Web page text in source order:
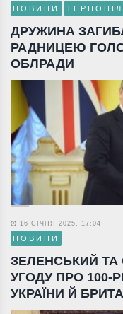
НОВИНИ
ДРУЖИНА
РАДНИЦЕЮ
ОБЛРАДИ
16 СІЧНЯ 2025, 17:04
НОВИНИ
ЗЕЛЕНСЬКИЙ ТА
УГОДУ ПРО 100-
УКРАЇНИ Й